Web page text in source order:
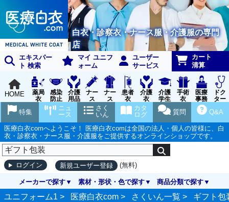
白衣・診察衣・ナース服・介護服の専門
店
エキスパー
ト 検索
マイ ユニフ
ォーム
ユーザー
サービス
カート
清算
HOME
薬局
衣
感染
防止
用品
介護
用品
ナー
ス
グッ
ズ
ナー
ス
ウェ
ア
患者
衣
介護
衣
介護
学生
実習
衣
手術
衣
医療
事務
受付
ドク
ター
ア
Q&A
質問
カタ
ログ
さく
いん
ニュ
ース
特集
医療白衣comへようこそ！ 医療白衣comは全国の法人・個人の皆様に、白
衣・診察衣・ナース服・介護服をご提供するオンラインショップです。
ログイン 新規ユーザー登録 (無料)
メーカーで探す 素材・形状・色で探す 商品分類で探す
ユニフォーム1 > 医療白衣com > さくいん一覧 > ギフト包